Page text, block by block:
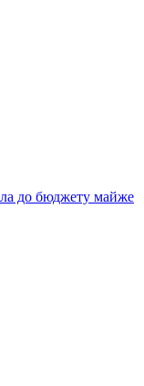
до бюджету майже